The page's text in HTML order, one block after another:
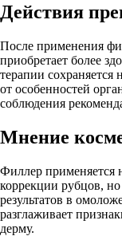
Действия
После применения
приобретает более
терапии сохраняется
от особенностей
соблюдения
Мнение
Филлер применяется
коррекции рубцов,
результатов в
разглаживает
дерму.